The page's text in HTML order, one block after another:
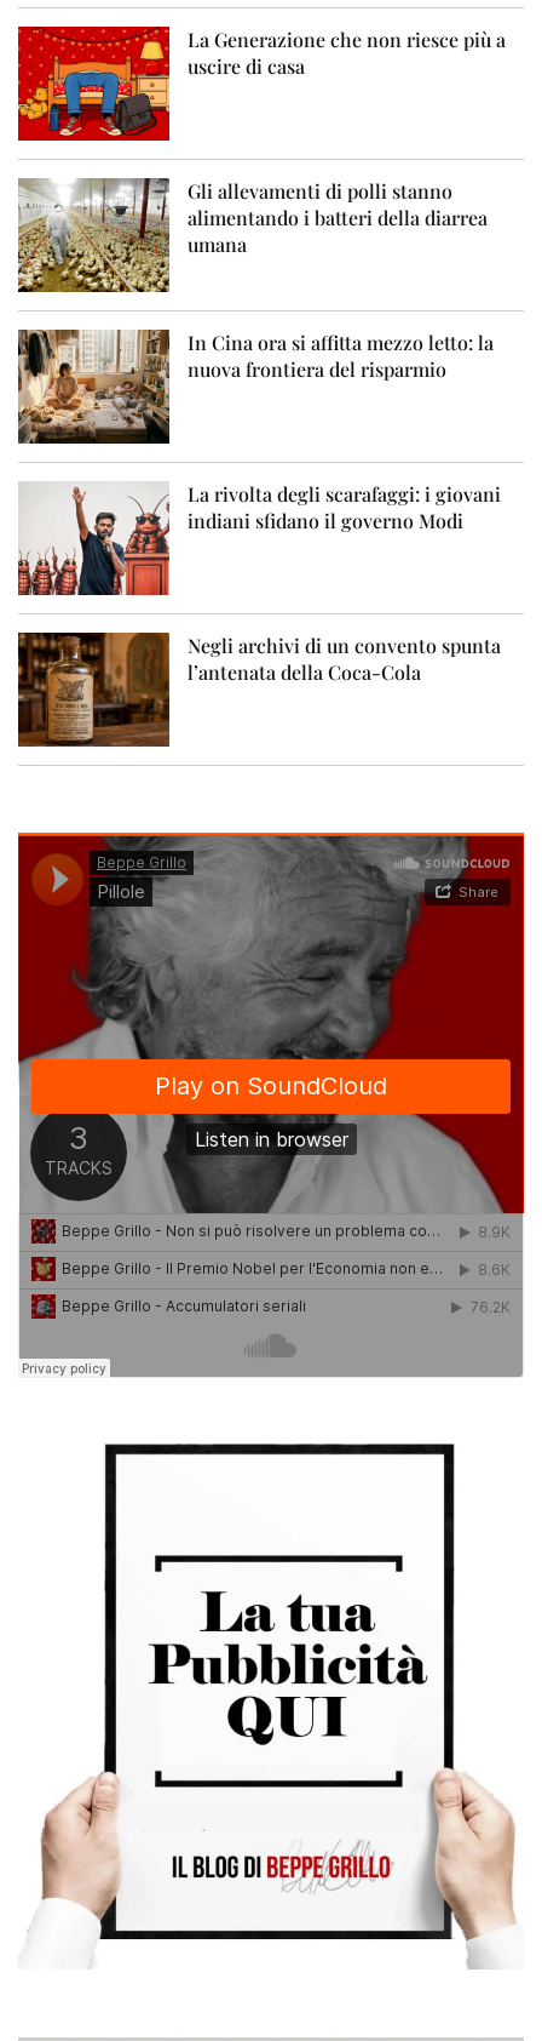
La Generazione che non riesce più a
uscire di casa
Gli allevamenti di polli stanno
alimentando i batteri della diarrea
umana
In Cina ora si affitta mezzo letto: la
nuova frontiera del risparmio
La rivolta degli scarafaggi: i giovani
indiani sfidano il governo Modi
Negli archivi di un convento spunta
l’antenata della Coca-Cola